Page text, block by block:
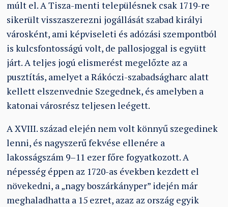
múlt el. A Tisza-menti településnek csak 1719-re
sikerült visszaszerezni jogállását szabad királyi
városként, ami képviseleti és adózási szempontból
is kulcsfontosságú volt, de pallosjoggal is együtt
járt. A teljes jogú elismerést megelőzte az a
pusztítás, amelyet a Rákóczi-szabadságharc alatt
kellett elszenvednie Szegednek, és amelyben a
katonai városrész teljesen leégett.
A XVIII. század elején nem volt könnyű szegedinek
lenni, és nagyszerű fekvése ellenére a
lakosságszám 9–11 ezer főre fogyatkozott. A
népesség éppen az 1720-as években kezdett el
növekedni, a „nagy boszárkányper” idején már
meghaladhatta a 15 ezret, azaz az ország egyik